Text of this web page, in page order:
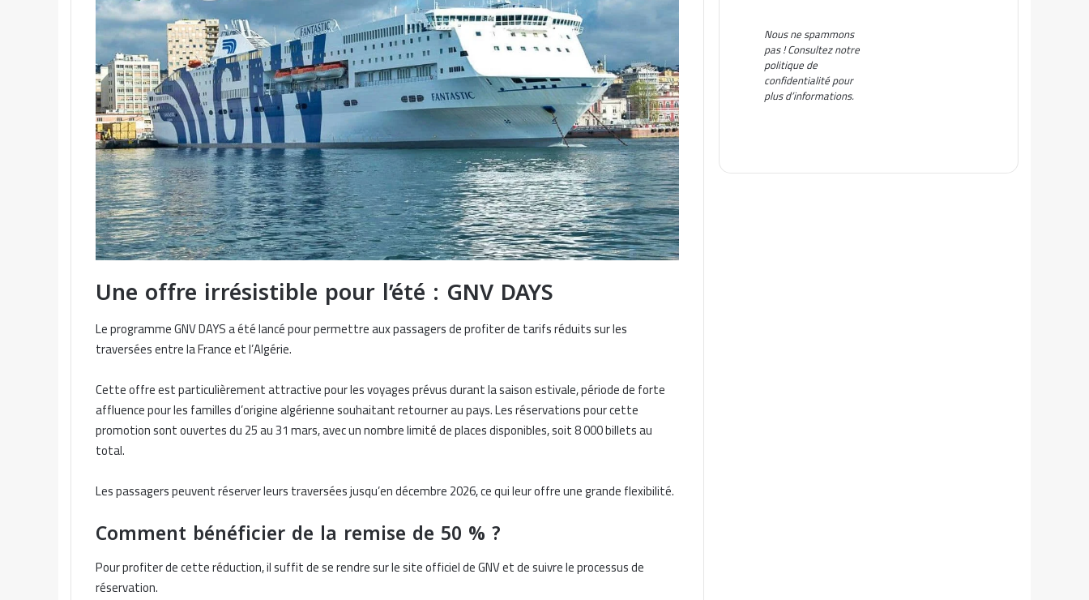
Une offre irrésistible pour l’été : GNV DAYS
Le programme GNV DAYS a été lancé pour permettre aux passagers de profiter de tarifs réduits sur les
traversées entre la France et l’Algérie.
Cette offre est particulièrement attractive pour les voyages prévus durant la saison estivale, période de forte
affluence pour les familles d’origine algérienne souhaitant retourner au pays. Les réservations pour cette
promotion sont ouvertes du 25 au 31 mars, avec un nombre limité de places disponibles, soit 8 000 billets au
total.
Les passagers peuvent réserver leurs traversées jusqu’en décembre 2026, ce qui leur offre une grande flexibilité.
Comment bénéficier de la remise de 50 % ?
Pour profiter de cette réduction, il suffit de se rendre sur le site officiel de GNV et de suivre le processus de
réservation.
Nous ne spammons
pas ! Consultez notre
politique de
confidentialitépour
plus d’informations.